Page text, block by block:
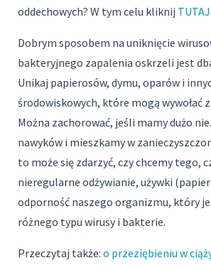
oddechowych? W tym celu kliknij TUTAJ.
Dobrym sposobem na uniknięcie
bakteryjnego zapalenia oskrzeli jest
Unikaj papierosów, dymu, oparów i
środowiskowych, które mogą wywołać
Można zachorować, jeśli mamy dużo
nawyków i mieszkamy w
to może się zdarzyć, czy chcemy tego,
nieregularne odżywianie, używki
odporność naszego organizmu, który
różnego typu wirusy i bakterie.
Przeczytaj także: o przeziębieniu w